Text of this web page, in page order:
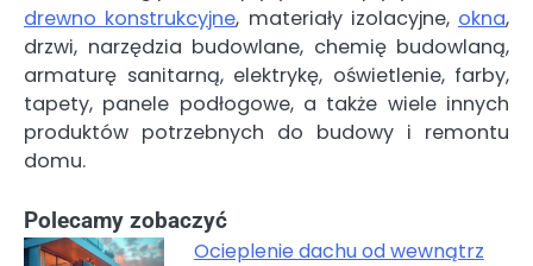
drewno konstrukcyjne, materiały izolacyjne, okna,
drzwi, narzędzia budowlane, chemię budowlaną,
armaturę sanitarną, elektrykę, oświetlenie, farby,
tapety, panele podłogowe, a także wiele innych
produktów potrzebnych do budowy i remontu
domu.
Polecamy zobaczyć
Ocieplenie dachu od wewnątrz